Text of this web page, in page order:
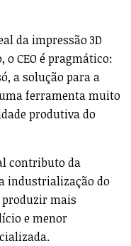
da impressão 3D
CEO é pragmático:
a solução para a
ferramenta muito
produtiva do
contributo da
industrialização do
mais
e menor